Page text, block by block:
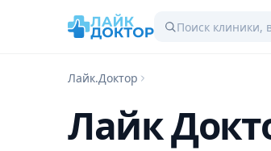
Лайк.Доктор
Лайк